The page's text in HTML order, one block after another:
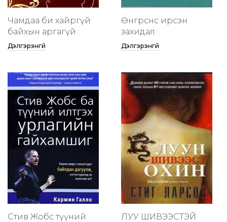
Чамдаа би хайргүй
байхын аргагүй
Дэлгэрэнгүй
Өнгөрснөөс ирсэн
захидал
Дэлгэрэнгүй
Стив Жобс түүний
ЛУУ ШИВЭЭСТЭЙ